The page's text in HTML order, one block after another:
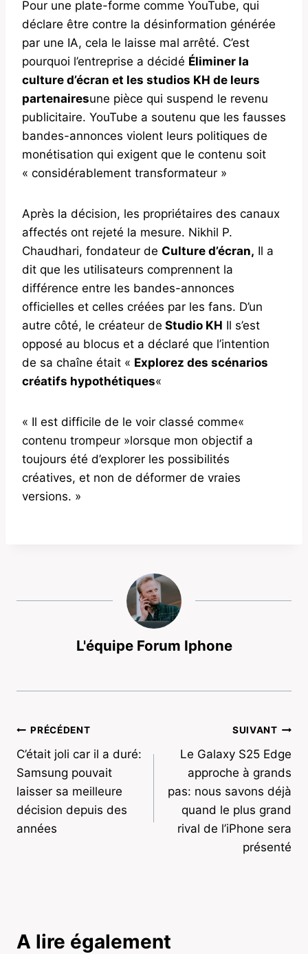
Pour une plate-forme comme YouTube, qui
déclare être contre la désinformation générée
par une IA, cela le laisse mal arrêté. C’est
pourquoi l’entreprise a décidé Éliminer la
culture d’écran et les studios KH de leurs
partenairesune pièce qui suspend le revenu
publicitaire. YouTube a soutenu que les fausses
bandes-annonces violent leurs politiques de
monétisation qui exigent que le contenu soit
« considérablement transformateur »
Après la décision, les propriétaires des canaux
affectés ont rejeté la mesure. Nikhil P.
Chaudhari, fondateur de Culture d’écran, Il a
dit que les utilisateurs comprennent la
différence entre les bandes-annonces
officielles et celles créées par les fans. D’un
autre côté, le créateur de Studio KH Il s’est
opposé au blocus et a déclaré que l’intention
de sa chaîne était « Explorez des scénarios
créatifs hypothétiques«
« Il est difficile de le voir classé comme«
contenu trompeur »lorsque mon objectif a
toujours été d’explorer les possibilités
créatives, et non de déformer de vraies
versions. »
L'équipe Forum Iphone
Navigation
de
l’article
PRÉCÉDENT
C’était joli car il a duré:
Samsung pouvait
laisser sa meilleure
décision depuis des
années
SUIVANT
Le Galaxy S25 Edge
approche à grands
pas: nous savons déjà
quand le plus grand
rival de l’iPhone sera
présenté
A lire également